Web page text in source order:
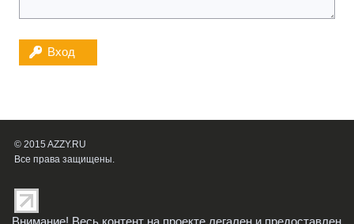
Вход
© 2015 AZZY.RU
Все права защищены.
Внимание! Весь контент на проекте легален и предоставлен